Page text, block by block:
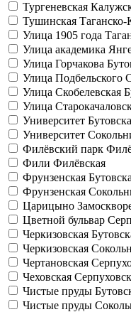
Тургеневская
Тушинская Таганско-
Улица 1905 года
Улица академика
Улица Горчакова
Улица Подбельского
Улица Скобелевская
Улица
Университет
Университет
Филёвский парк
Фили Филёвская
Фрунзенская
Фрунзенская
Царицыно
Цветной бульвар
Черкизовская
Черкизовская
Чертановская
Чеховская
Чистые пруды
Чистые пруды